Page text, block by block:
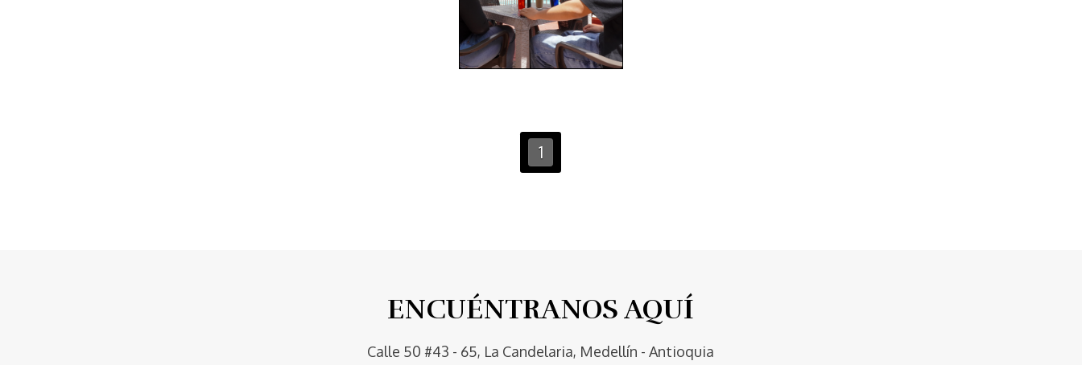
1
ENCUÉNTRANOS AQUÍ
Calle 50 #43 - 65, La Candelaria, Medellín - Antioquia